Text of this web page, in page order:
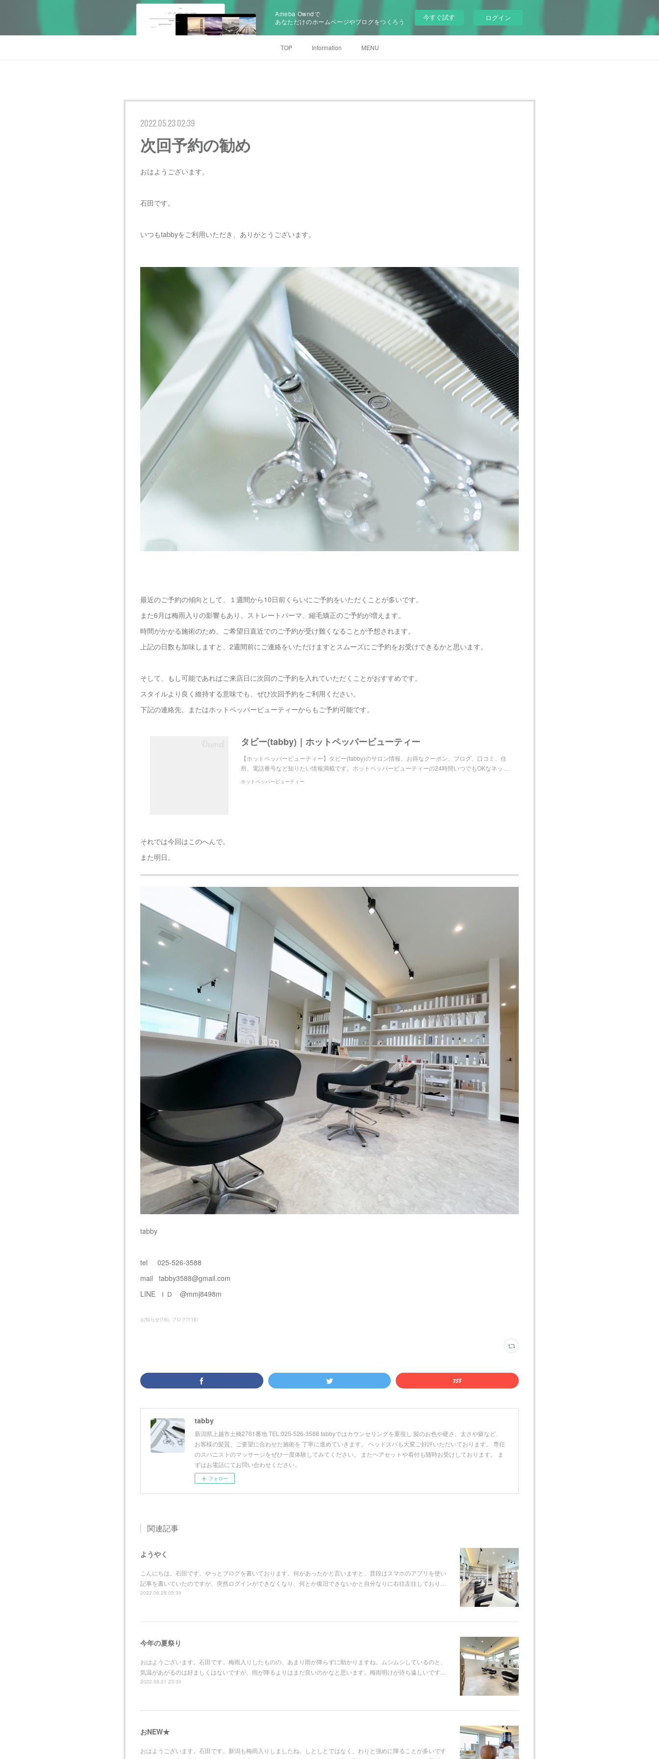
Ameba Owndで
あなただけのホームページやブログをつくろう
今すぐ試す ログイン
TOP Information MENU
2022.05.23 02:39
次回予約の勧め
おはようございます。
石田です。
いつもtabbyをご利用いただき、ありがとうございます。
最近のご予約の傾向として、１週間から10日前くらいにご予約をいただくことが多いです。
また6月は梅雨入りの影響もあり、ストレートパーマ、縮毛矯正のご予約が増えます。
時間がかかる施術のため、ご希望日直近でのご予約が受け難くなることが予想されます。
上記の日数も加味しますと、2週間前にご連絡をいただけますとスムーズにご予約をお受けできるかと思います。
そして、もし可能であればご来店日に次回のご予約を入れていただくことがおすすめです。
スタイルより良く維持する意味でも、ぜひ次回予約をご利用ください。
下記の連絡先、またはホットペッパービューティーからもご予約可能です。
タビー(tabby)｜ホットペッパービューティー
【ホットペッパービューティー】タビー(tabby)のサロン情報。お得なクーポン、ブログ、口コミ、住
所、電話番号など知りたい情報満載です。ホットペッパービューティーの24時間いつでもOKなネッ…
ホットペッパービューティー
それでは今回はこのへんで。
また明日。
tabby
tel 025-526-3588
mail tabby3588@gmail.com
LINE ＩＤ @mmj8498m
お知らせ(16) ブログ(118)
tabby
新潟県上越市土橋2761番地 TEL:025-526-3588 tabbyではカウンセリングを重視し 髪のお色や硬さ、太さや癖など、
お客様の髪質、ご要望に合わせた施術を 丁寧に進めていきます。 ヘッドスパも大変ご好評いただいております。 専任
のスパニストのマッサージをぜひ一度体験してみてください。 またヘアセットや着付も随時お受けしております。 ま
ずはお電話にてお問い合わせください。
フォロー
関連記事
ようやく
こんにちは。石田です。やっとブログを書いております。何があったかと言いますと、普段はスマホのアプリを使い
記事を書いていたのですが、突然ログインができなくなり、何とか復旧できないかと自分なりに右往左往しており…
2022.06.28 05:30
今年の夏祭り
おはようございます。石田です。梅雨入りしたものの、あまり雨が降らずに助かりますね。ムシムシしているのと、
気温があがるのは好ましくはないですが、雨が降るよりはまだ良いのかなと思います。梅雨明けが待ち遠しいです…
2022.06.21 23:00
おNEW★
おはようございます。石田です。新潟も梅雨入りしましたね。しとしとではなく、わりと強めに降ることが多いです